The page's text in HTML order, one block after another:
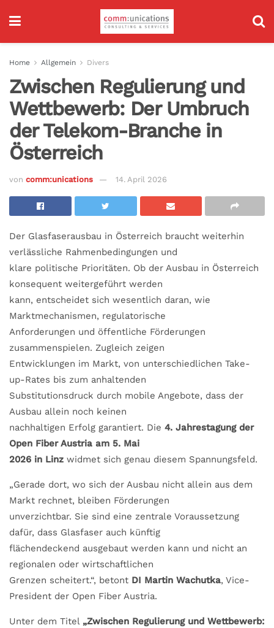
Home Allgemein Divers
Zwischen Regulierung und
Wettbewerb: Der Umbruch
der Telekom-Branche in
Österreich
von comm:unications 14. April 2026
Der Glasfaserausbau in Österreich braucht weiterhin
verlässliche Rahmenbedingungen und
klare politische Prioritäten. Ob der Ausbau in Österreich
konsequent weitergeführt werden
kann, entscheidet sich wesentlich daran, wie
Marktmechanismen, regulatorische
Anforderungen und öffentliche Förderungen
zusammenspielen. Zugleich zeigen
Entwicklungen im Markt, von unterschiedlichen Take-
up-Rates bis zum anhaltenden
Substitutionsdruck durch mobile Angebote, dass der
Ausbau allein noch keinen
nachhaltigen Erfolg garantiert. Die 4. Jahrestagung der
Open Fiber Austria am 5. Mai
2026 in Linz widmet sich genau diesem Spannungsfeld.
„Gerade dort, wo sich der Ausbau nicht allein aus dem
Markt rechnet, bleiben Förderungen
unverzichtbar. Sie sind eine zentrale Voraussetzung
dafür, dass Glasfaser auch künftig
flächendeckend ausgebaut werden kann und nicht an
regionalen oder wirtschaftlichen
Grenzen scheitert.“, betont DI Martin Wachutka, Vice-
President der Open Fiber Austria.
Unter dem Titel „Zwischen Regulierung und Wettbewerb: